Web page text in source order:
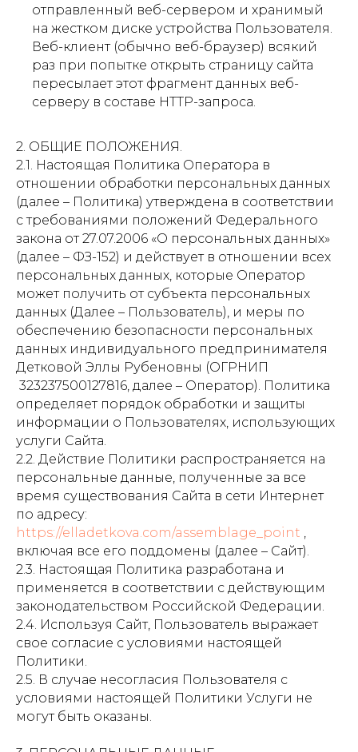
отправленный веб-сервером и хранимый
на жестком диске устройства Пользователя.
Веб-клиент (обычно веб-браузер) всякий
раз при попытке открыть страницу сайта
пересылает этот фрагмент данных веб-
серверу в составе HTTP-запроса.
2. ОБЩИЕ ПОЛОЖЕНИЯ.
2.1. Настоящая Политика Оператора в
отношении обработки персональных данных
(далее – Политика) утверждена в соответствии
с требованиями положений Федерального
закона от 27.07.2006 «О персональных данных»
(далее – ФЗ-152) и действует в отношении всех
персональных данных, которые Оператор
может получить от субъекта персональных
данных (Далее – Пользователь), и меры по
обеспечению безопасности персональных
данных индивидуального предпринимателя
Детковой Эллы Рубеновны (ОГРНИП
323237500127816, далее – Оператор). Политика
определяет порядок обработки и защиты
информации о Пользователях, использующих
услуги Сайта.
2.2. Действие Политики распространяется на
персональные данные, полученные за все
время существования Сайта в сети Интернет
по адресу:
https://elladetkova.com/assemblage_point ,
включая все его поддомены (далее – Сайт).
2.3. Настоящая Политика разработана и
применяется в соответствии с действующим
законодательством Российской Федерации.
2.4. Используя Сайт, Пользователь выражает
свое согласие с условиями настоящей
Политики.
2.5. В случае несогласия Пользователя с
условиями настоящей Политики Услуги не
могут быть оказаны.